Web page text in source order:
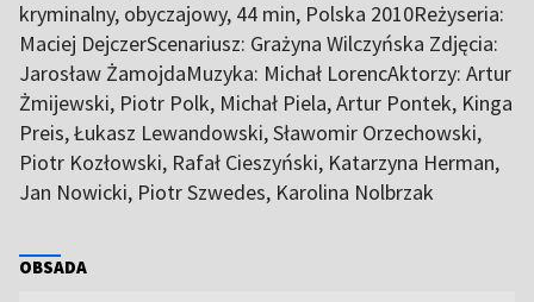
kryminalny, obyczajowy, 44 min, Polska 2010Reżyseria:
Maciej DejczerScenariusz: Grażyna Wilczyńska Zdjęcia:
Jarosław ŻamojdaMuzyka: Michał LorencAktorzy: Artur
Żmijewski, Piotr Polk, Michał Piela, Artur Pontek, Kinga
Preis, Łukasz Lewandowski, Sławomir Orzechowski,
Piotr Kozłowski, Rafał Cieszyński, Katarzyna Herman,
Jan Nowicki, Piotr Szwedes, Karolina Nolbrzak
OBSADA